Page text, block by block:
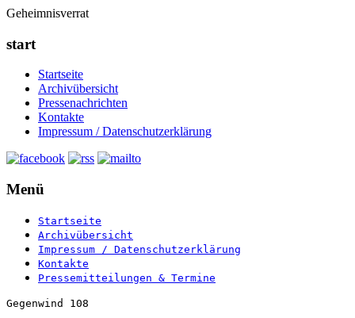
Geheimnisverrat
start
Startseite
Archivübersicht
Pressenachrichten
Kontakte
Impressum / Datenschutzerklärung
Menü
Startseite
Archivübersicht
Impressum / Datenschutzerklärung
Kontakte
Pressemitteilungen & Termine
Gegenwind 108